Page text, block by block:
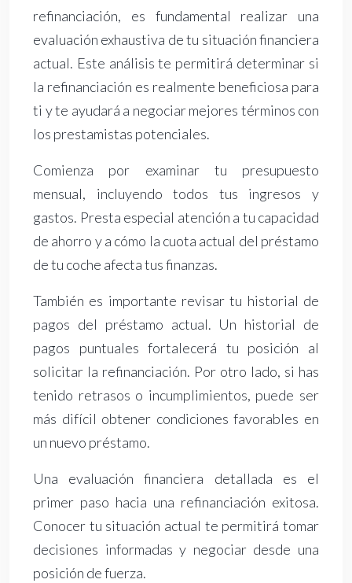
refinanciación, es fundamental realizar una
evaluación exhaustiva de tu situación financiera
actual. Este análisis te permitirá determinar si
la refinanciación es realmente beneficiosa para
ti y te ayudará a negociar mejores términos con
los prestamistas potenciales.
Comienza por examinar tu presupuesto
mensual, incluyendo todos tus ingresos y
gastos. Presta especial atención a tu capacidad
de ahorro y a cómo la cuota actual del préstamo
de tu coche afecta tus finanzas.
También es importante revisar tu historial de
pagos del préstamo actual. Un historial de
pagos puntuales fortalecerá tu posición al
solicitar la refinanciación. Por otro lado, si has
tenido retrasos o incumplimientos, puede ser
más difícil obtener condiciones favorables en
un nuevo préstamo.
Una evaluación financiera detallada es el
primer paso hacia una refinanciación exitosa.
Conocer tu situación actual te permitirá tomar
decisiones informadas y negociar desde una
posición de fuerza.